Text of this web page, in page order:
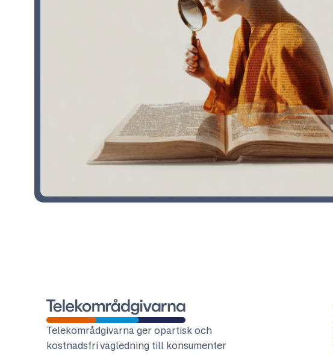
Telekområdgivarna
Telekområdgivarna ger opartisk och
kostnadsfri vägledning till konsumenter